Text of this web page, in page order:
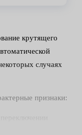
крутящего
случаях
признаки: